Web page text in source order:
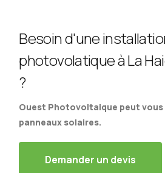
Besoin d'une
photovolatique à La
?
Ouest Photovoltaique peut
panneaux solaires.
Demander un devis